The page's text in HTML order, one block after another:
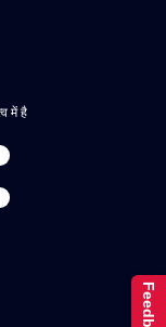
में है